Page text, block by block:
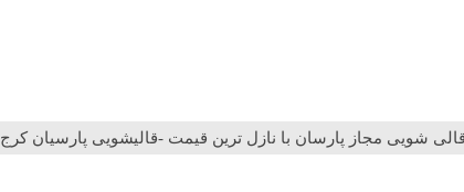
شویی مجاز پارسان با نازل ترین قیمت -قالیشویی پارسیان کرج